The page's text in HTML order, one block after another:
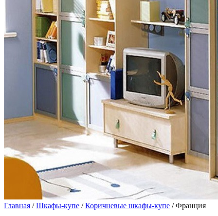
Главная /Шкафы-купе /Коричневые шкафы-купе / Франция